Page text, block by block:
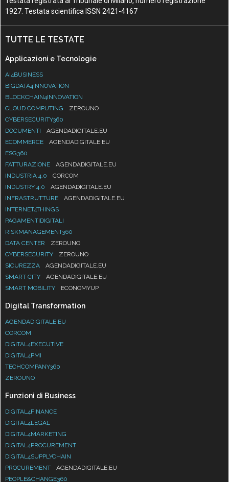
1927. Testata scientifica ISSN 2421-4167
TUTTE LE TESTATE
Applicazioni e Tecnologie
AI4BUSINESS
BIGDATA4INNOVATION
BLOCKCHAIN4INNOVATION
CLOUD COMPUTING
ZEROUNO
CYBERSECURITY360
DOCUMENTI
AGENDADIGITALE.EU
ECOMMERCE
AGENDADIGITALE.EU
ESG360
FATTURAZIONE
AGENDADIGITALE.EU
INDUSTRIA 4.0
CORCOM
INDUSTRY 4.0
AGENDADIGITALE.EU
INFRASTRUTTURE
AGENDADIGITALE.EU
INTERNET4THINGS
PAGAMENTIDIGITALI
RISKMANAGEMENT360
DATA CENTER
ZEROUNO
CYBERSECURITY
ZEROUNO
SICUREZZA
AGENDADIGITALE.EU
SMART CITY
AGENDADIGITALE.EU
SMART MOBILITY
ECONOMYUP
Digital Transformation
AGENDADIGITALE.EU
CORCOM
DIGITAL4EXECUTIVE
DIGITAL4PMI
TECHCOMPANY360
ZEROUNO
Funzioni di Business
DIGITAL4FINANCE
DIGITAL4LEGAL
DIGITAL4MARKETING
DIGITAL4PROCUREMENT
DIGITAL4SUPPLYCHAIN
PROCUREMENT
AGENDADIGITALE.EU
PEOPLE&CHANGE360